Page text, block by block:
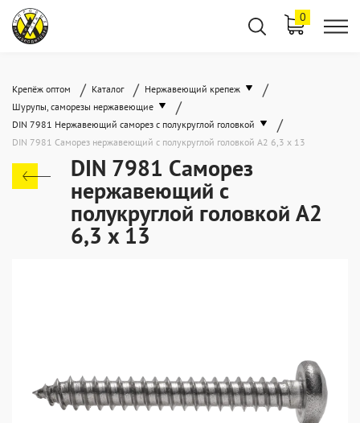
0
Крепёж оптом / Каталог / Нержавеющий крепеж /
Шурупы, саморезы нержавеющие /
DIN 7981 Нержавеющий саморез с полукруглой головкой /
DIN 7981 Саморез нержавеющий с полукруглой головкой А2 6,3 x 13
DIN 7981 Саморез
нержавеющий с
полукруглой головкой А2
6,3 x 13